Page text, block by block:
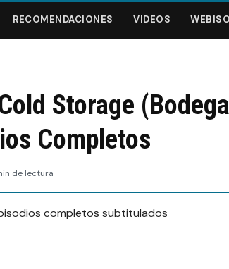
RECOMENDACIONES VIDEOS
Storage
Completos
de lectura